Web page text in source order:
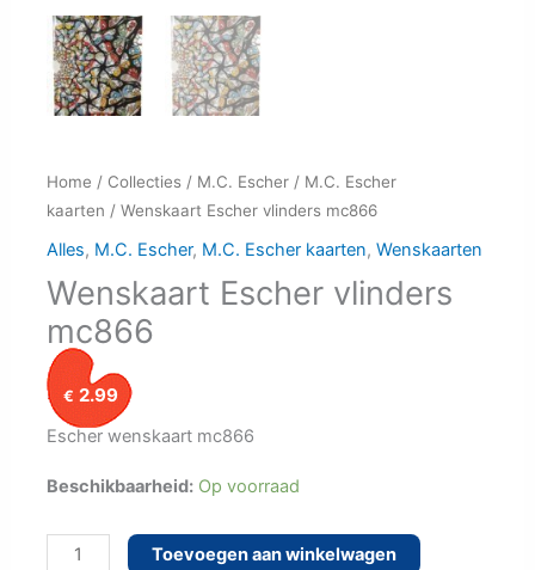
Home / Collecties/ M.C. Escher/ M.C. Escher
kaarten / Wenskaart Escher vlinders mc866
Alles, M.C. Escher, M.C. Escher kaarten, Wenskaarten
Wenskaart Escher vlinders
mc866
€ 2.99
Escher wenskaart mc866
Beschikbaarheid: Op voorraad
Wenskaart
Toevoegen aan winkelwagen